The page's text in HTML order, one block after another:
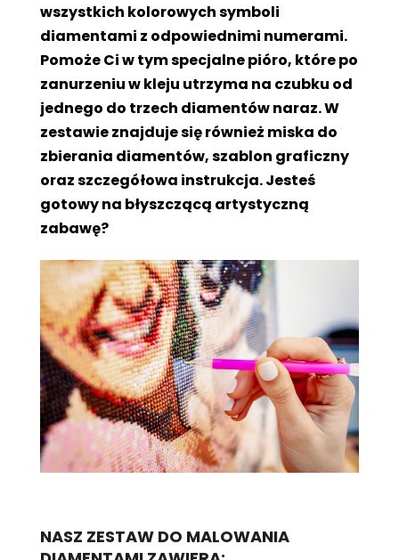
wszystkich kolorowych symboli
diamentami z odpowiednimi numerami.
Pomoże Ci w tym specjalne pióro, które po
zanurzeniu w kleju utrzyma na czubku od
jednego do trzech diamentów naraz. W
zestawie znajduje się również miska do
zbierania diamentów, szablon graficzny
oraz szczegółowa instrukcja. Jesteś
gotowy na błyszczącą artystyczną
zabawę?
NASZ ZESTAW DO MALOWANIA